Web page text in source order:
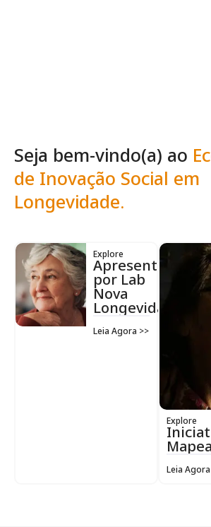
Seja bem-vindo(a) ao
de Inovação Social em
Longevidade.
Explore
Apresentação
por Lab
Nova
Longevidade
Leia Agora >>
Explore
Leia